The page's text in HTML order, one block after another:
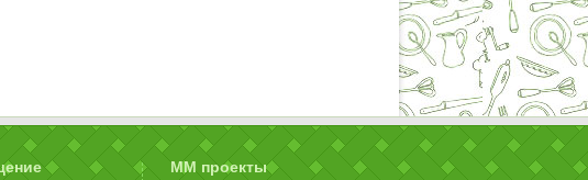
ММ проекты